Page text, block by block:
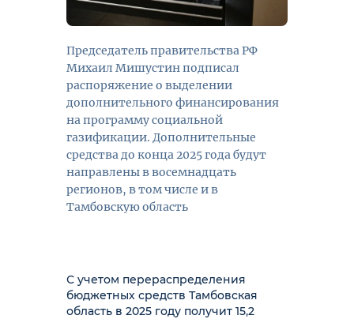
Председатель правительства РФ
Михаил Мишустин подписал
распоряжение о выделении
дополнительного финансирования
на программу социальной
газификации. Дополнительные
средства до конца 2025 года будут
направлены в восемнадцать
регионов, в том числе и в
Тамбовскую область
С учетом перераспределения
бюджетных средств Тамбовская
область в 2025 году получит 15,2